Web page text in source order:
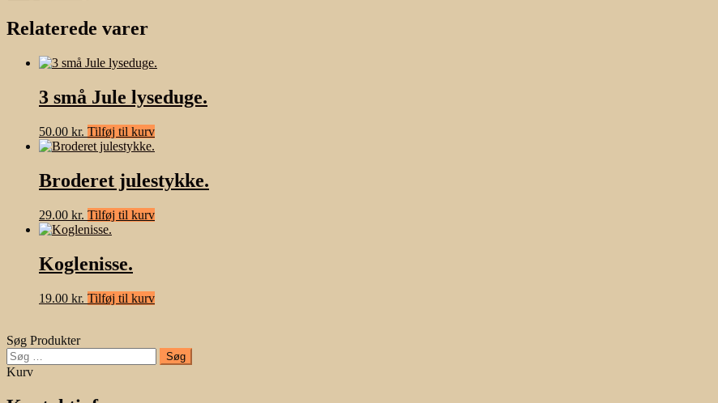
Relaterede varer
3 små Jule lyseduge.
50.00 kr. Tilføj til kurv
Broderet julestykke.
29.00 kr. Tilføj til kurv
Koglenisse.
19.00 kr. Tilføj til kurv
Søg Produkter
Søg
efter:
Kurv